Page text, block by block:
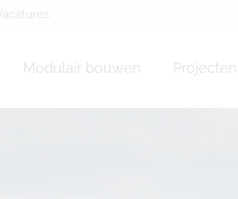
Modulair bouwen Projecten
maison